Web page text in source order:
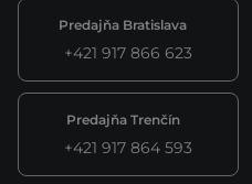
Predajňa Bratislava
+421 917 866 623
Predajňa Trenčín
+421 917 864 593